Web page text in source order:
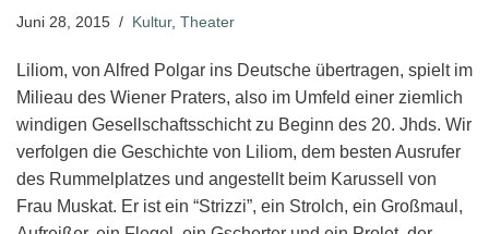
Juni 28, 2015 Kultur, Theater
Liliom, von Alfred Polgar ins Deutsche übertragen, spielt im
Milieau des Wiener Praters, also im Umfeld einer ziemlich
windigen Gesellschaftsschicht zu Beginn des 20. Jhds. Wir
verfolgen die Geschichte von Liliom, dem besten Ausrufer
des Rummelplatzes und angestellt beim Karussell von
Frau Muskat. Er ist ein “Strizzi”, ein Strolch, ein Großmaul,